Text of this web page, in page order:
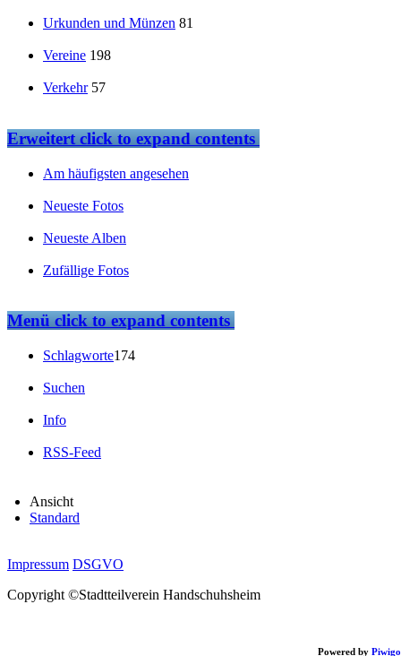
Powered by Piwigo
Urkunden und Münzen 81
Vereine 198
Verkehr 57
Erweitertclick to expand contents
Am häufigsten angesehen
Neueste Fotos
Neueste Alben
Zufällige Fotos
Menüclick to expand contents
Schlagworte174
Suchen
Info
RSS-Feed
Ansicht
Standard
Impressum DSGVO
Copyright ©Stadtteilverein Handschuhsheim